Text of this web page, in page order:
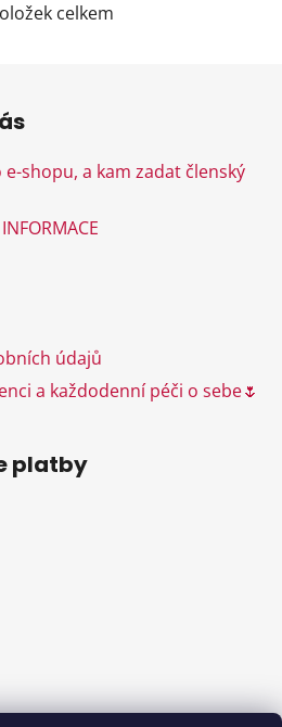
O
c
p
r
ý
p
i
u
celkem
shopu, a kam zadat členský
údajů
a každodenní péči o sebe🌷
platby